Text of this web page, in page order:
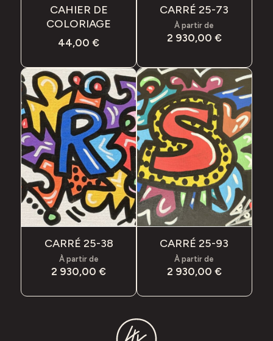
CAHIER DE
COLORIAGE
44,00€
CARRÉ 25-73
À partir de
2 930,00 €
CARRÉ 25-38
À partir de
2 930,00€
CARRÉ 25-93
À partir de
2 930,00 €